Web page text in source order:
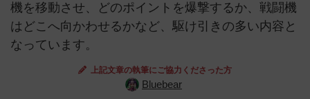
機を移動させ、どのポイントを爆撃するか、戦闘機
はどこへ向かわせるかなど、駆け引きの多い内容と
なっています。
上記文章の執筆にご協力くださった方
Bluebear